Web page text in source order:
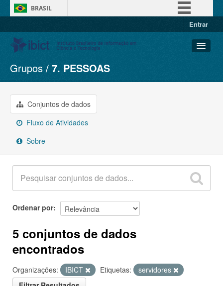
BRASIL
Entrar
Conjuntos de dados
Organizações
Grupos
Sobre
Grupos 7. PESSOAS
Conjuntos de dados
Fluxo de Atividades
Sobre
Ordenar por
5 conjuntos de dados
encontrados
Organizações: IBICT Etiquetas:
servidores